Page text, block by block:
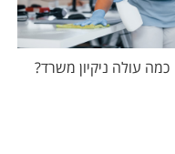
כמה עולה ניקיון משרד?